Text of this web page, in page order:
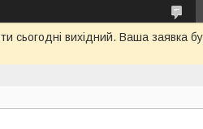
сьогодні вихідний. Ваша заявка